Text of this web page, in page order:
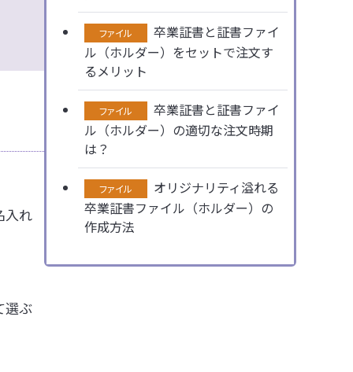
入れ
選ぶ
ファイル
卒業証書と証書ファイ
ル（ホルダー）をセットで注文す
るメリット
ファイル
卒業証書と証書ファイ
ル（ホルダー）の適切な注文時期
は？
ファイル
オリジナリティ溢れる
卒業証書ファイル（ホルダー）の
作成方法